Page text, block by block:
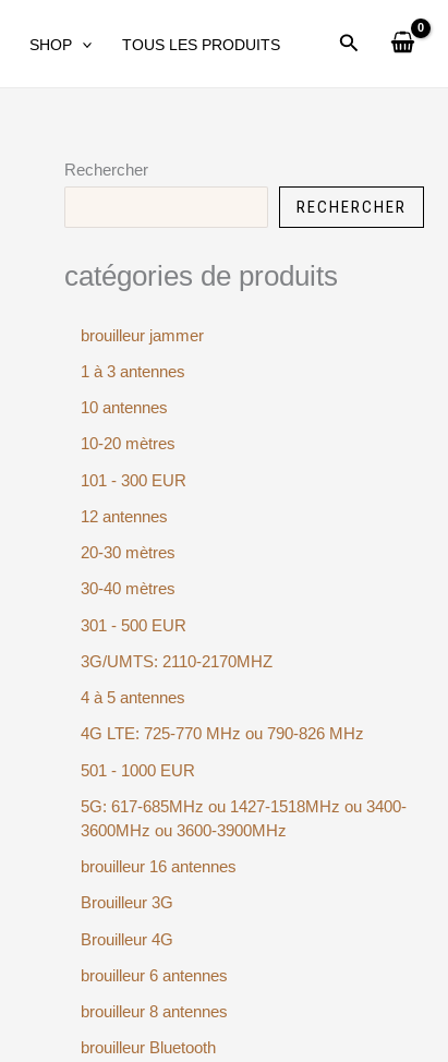
SHOP TOUS LES PRODUITS
Rechercher
RECHERCHER
catégories de produits
brouilleur jammer
1 à 3 antennes
10 antennes
10-20 mètres
101 - 300 EUR
12 antennes
20-30 mètres
30-40 mètres
301 - 500 EUR
3G/UMTS: 2110-2170MHZ
4 à 5 antennes
4G LTE: 725-770 MHz ou 790-826 MHz
501 - 1000 EUR
5G: 617-685MHz ou 1427-1518MHz ou 3400-
3600MHz ou 3600-3900MHz
brouilleur 16 antennes
Brouilleur 3G
Brouilleur 4G
brouilleur 6 antennes
brouilleur 8 antennes
brouilleur Bluetooth